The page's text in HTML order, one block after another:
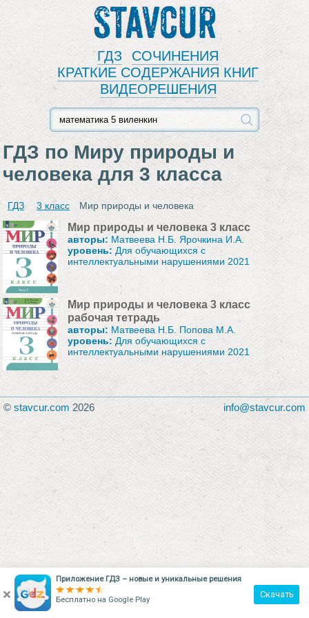
Stavcur
ГДЗ
СОЧИНЕНИЯ
КРАТКИЕ СОДЕРЖАНИЯ КНИГ
ВИДЕОРЕШЕНИЯ
ГДЗ по Миру природы и
человека для 3 класса
ГДЗ 3 класс Мир природы и человека
Мир природы и человека 3 класс
авторы: Матвеева Н.Б. Ярочкина И.А.
уровень:Для обучающихся с
интеллектуальными нарушениями 2021
Мир природы и человека 3 класс
рабочая тетрадь
авторы: Матвеева Н.Б. Попова М.А.
уровень:Для обучающихся с
интеллектуальными нарушениями 2021
×
Приложение ГДЗ – новые и уникальные решения
Бесплатно на Google Play
Скачать
© stavcur.com 2026 info@stavcur.com